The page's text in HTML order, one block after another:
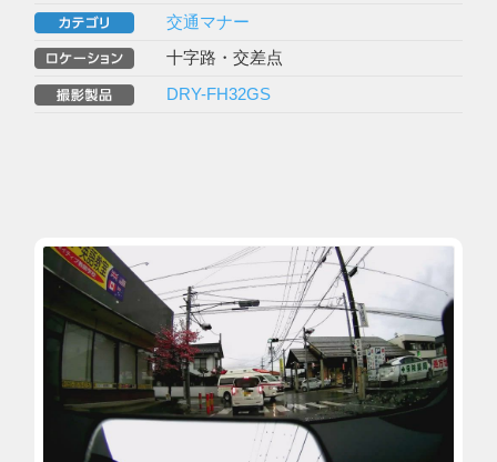
交通マナー
十字路・交差点
DRY-FH32GS